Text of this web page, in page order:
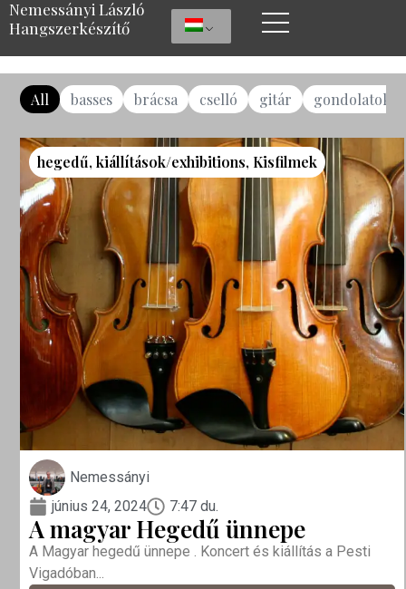
Nemessányi László
Hangszerkészítő
basses brácsa cselló gitár gondolatok
All
hegedű,kiállítások/exhibitions, Kisfilmek
Nemessányi
június 24, 2024
7:47 du.
A magyar Hegedű ünnepe
A Magyar hegedű ünnepe . Koncert és kiállítás a Pesti
Vigadóban...